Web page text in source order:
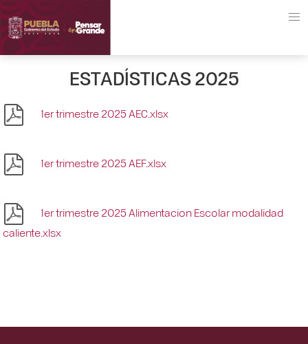
ESTADÍSTICAS 2025
1er trimestre 2025 AEC.xlsx
1er trimestre 2025 AEF.xlsx
1er trimestre 2025 Alimentacion Escolar modalidad
caliente.xlsx